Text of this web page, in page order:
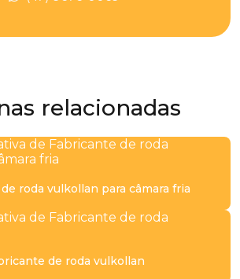
de poliuretano
de poliuretano
de pu
relacionadas
roda vulkollan para câmara fria
de roda vulkollan